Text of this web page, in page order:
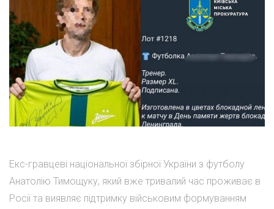
Екс-гравцеві національної збірної України з футболу
Анатолію Тимощуку, який вже тривалий час проживає в
Росії та виявляє підтримку військовим формуванням